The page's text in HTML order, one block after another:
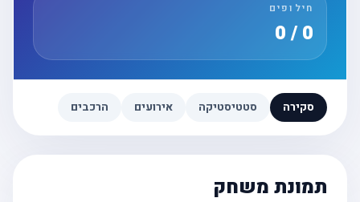
חילופים
סקירה סטטיסטיקה אירועים הרכבים
תמונת משחק